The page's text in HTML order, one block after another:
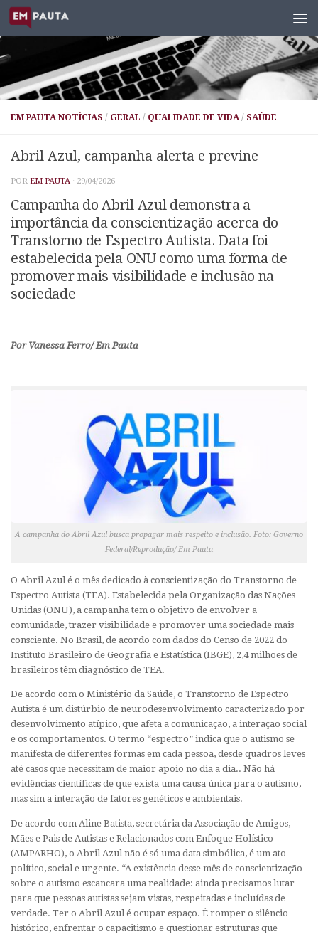
Skip to content
EM PAUTA NOTÍCIAS / GERAL / QUALIDADE DE VIDA / SAÚDE
Abril Azul, campanha alerta e previne
POR EM PAUTA · 29/04/2026
Campanha do Abril Azul demonstra a
importância da conscientização acerca do
Transtorno de Espectro Autista. Data foi
estabelecida pela ONU como uma forma de
promover mais visibilidade e inclusão na
sociedade
Por Vanessa Ferro/ Em Pauta
A campanha do Abril Azul busca propagar mais respeito e inclusão. Foto: Governo
Federal/Reprodução/ Em Pauta
O Abril Azul é o mês dedicado à conscientização do Transtorno de
Espectro Autista (TEA). Estabelecida pela Organização das Nações
Unidas (ONU), a campanha tem o objetivo de envolver a
comunidade, trazer visibilidade e promover uma sociedade mais
consciente. No Brasil, de acordo com dados do Censo de 2022 do
Instituto Brasileiro de Geografia e Estatística (IBGE), 2,4 milhões de
brasileiros têm diagnóstico de TEA.
De acordo com o Ministério da Saúde, o Transtorno de Espectro
Autista é um distúrbio de neurodesenvolvimento caracterizado por
desenvolvimento atípico, que afeta a comunicação, a interação social
e os comportamentos. O termo “espectro” indica que o autismo se
manifesta de diferentes formas em cada pessoa, desde quadros leves
até casos que necessitam de maior apoio no dia a dia.. Não há
evidências científicas de que exista uma causa única para o autismo,
mas sim a interação de fatores genéticos e ambientais.
De acordo com Aline Batista, secretária da Associação de Amigos,
Mães e Pais de Autistas e Relacionados com Enfoque Holístico
(AMPARHO), o Abril Azul não é só uma data simbólica, é um ato
político, social e urgente. “A existência desse mês de conscientização
sobre o autismo escancara uma realidade: ainda precisamos lutar
para que pessoas autistas sejam vistas, respeitadas e incluídas de
verdade. Ter o Abril Azul é ocupar espaço. É romper o silêncio
histórico, enfrentar o capacitismo e questionar estruturas que